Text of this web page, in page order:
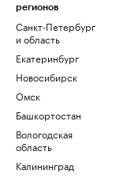
регионов
Санкт-Петербург
и область
Екатеринбург
Новосибирск
Омск
Башкортостан
Вологодская
область
Калининград